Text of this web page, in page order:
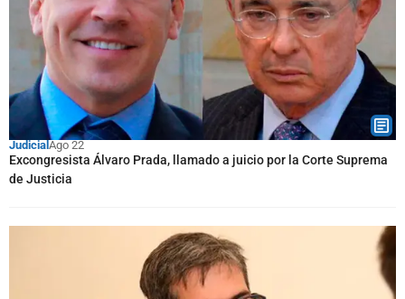
Judicial Ago 22
Excongresista Álvaro Prada, llamado a juicio por la Corte Suprema
de Justicia